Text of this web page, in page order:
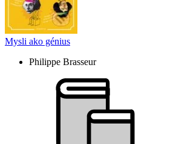
Mysli ako génius
Philippe Brasseur